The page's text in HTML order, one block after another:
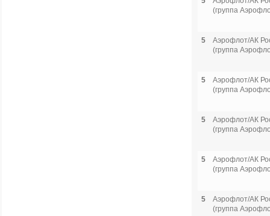
(группа
5
Аэрофлот/АК
(группа
5
Аэрофлот/АК
(группа
5
Аэрофлот/АК
(группа
5
Аэрофлот/АК
(группа
5
Аэрофлот/АК
(группа